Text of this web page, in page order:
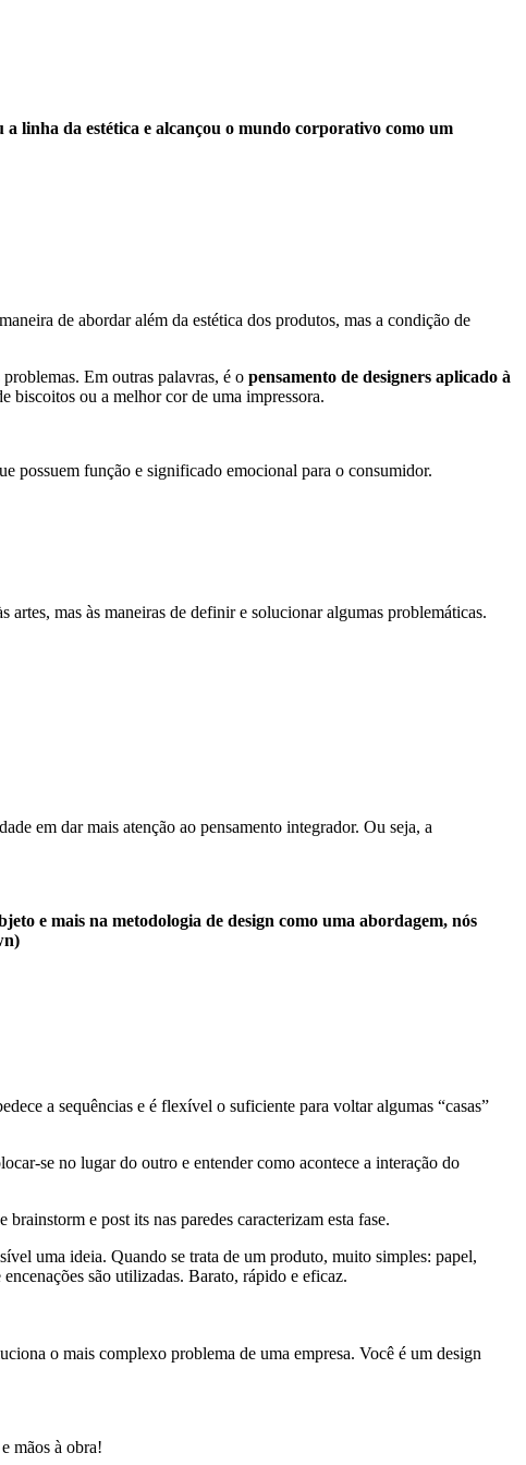
a linha da estética e alcançou o mundo corporativo como um
de abordar além da estética dos produtos, mas a condição de
Em outras palavras, é o pensamento de designers aplicado à
biscoitos ou a melhor cor de uma impressora.
possuem função e significado emocional para o consumidor.
artes, mas às maneiras de definir e solucionar algumas problemáticas.
em dar mais atenção ao pensamento integrador. Ou seja, a
e mais na metodologia de design como uma abordagem, nós
a sequências e é flexível o suficiente para voltar algumas “casas”
se no lugar do outro e entender como acontece a interação do
e post its nas paredes caracterizam esta fase.
uma ideia. Quando se trata de um produto, muito simples: papel,
são utilizadas. Barato, rápido e eficaz.
o mais complexo problema de uma empresa. Você é um design
mãos à obra!